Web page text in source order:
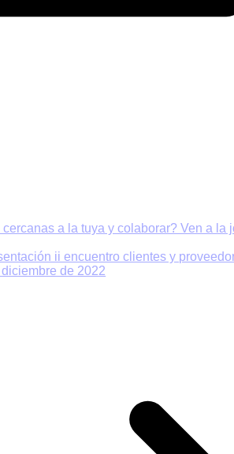
a la tuya y colaborar? Ven a la
ii encuentro clientes y
de 2022